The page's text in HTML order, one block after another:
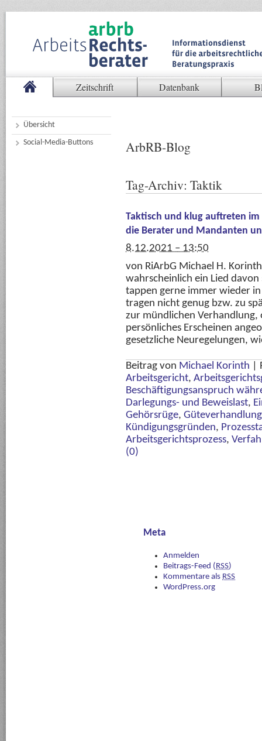
Zeitschrift Datenbank
Übersicht
Social-Media-Buttons
ArbRB-Blog
Tag-Archiv: Taktik
Taktisch und klug auftreten im
die Berater und Mandanten
8.12.2021 – 13:50
von RiArbG Michael H.
wahrscheinlich ein Lied
tappen gerne immer wieder
tragen nicht genug bzw. zu
zur mündlichen Verhandlung,
persönliches Erscheinen
gesetzliche Neuregelungen,
Beitrag von Michael Korinth
Arbeitsgericht,
Beschäftigungsanspruch
Darlegungs- und Beweislast,
Gehörsrüge, Güteverhandlung
Kündigungsgründen,
Arbeitsgerichtsprozess,
(0)
Meta
Anmelden
Beitrags-Feed ( RSS)
Kommentare als RSS
WordPress.org